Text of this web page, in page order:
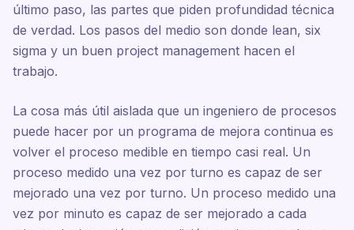
último paso, las partes que piden profundidad técnica
de verdad. Los pasos del medio son donde lean, six
sigma y un buen project management hacen el
trabajo.
La cosa más útil aislada que un ingeniero de procesos
puede hacer por un programa de mejora continua es
volver el proceso medible en tiempo casi real. Un
proceso medido una vez por turno es capaz de ser
mejorado una vez por turno. Un proceso medido una
vez por minuto es capaz de ser mejorado a cada